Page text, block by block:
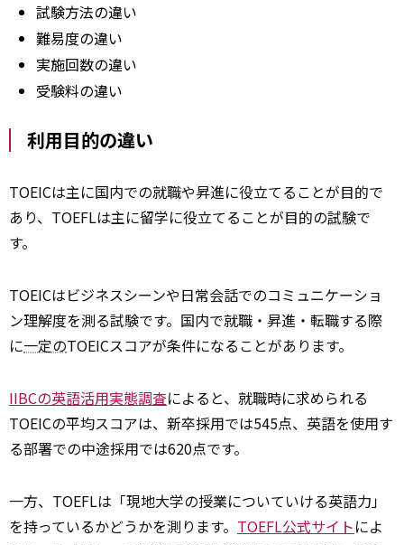
試験方法の違い
難易度の違い
実施回数の違い
受験料の違い
利用目的の違い
TOEICは主に国内での就職や昇進に役立てることが目的で
あり、TOEFLは主に留学に役立てることが目的の試験で
す。
TOEICはビジネスシーンや日常会話でのコミュニケーショ
ン理解度を測る試験です。国内で就職・昇進・転職する際
に一定のTOEICスコアが条件になることがあります。
IIBCの英語活用実態調査によると、就職時に求められる
TOEICの平均スコアは、新卒採用では545点、英語を使用す
る部署での中途採用では620点です。
一方、TOEFLは「現地大学の授業についていける英語力」
を持っているかどうかを測ります。 TOEFL公式サイトによ